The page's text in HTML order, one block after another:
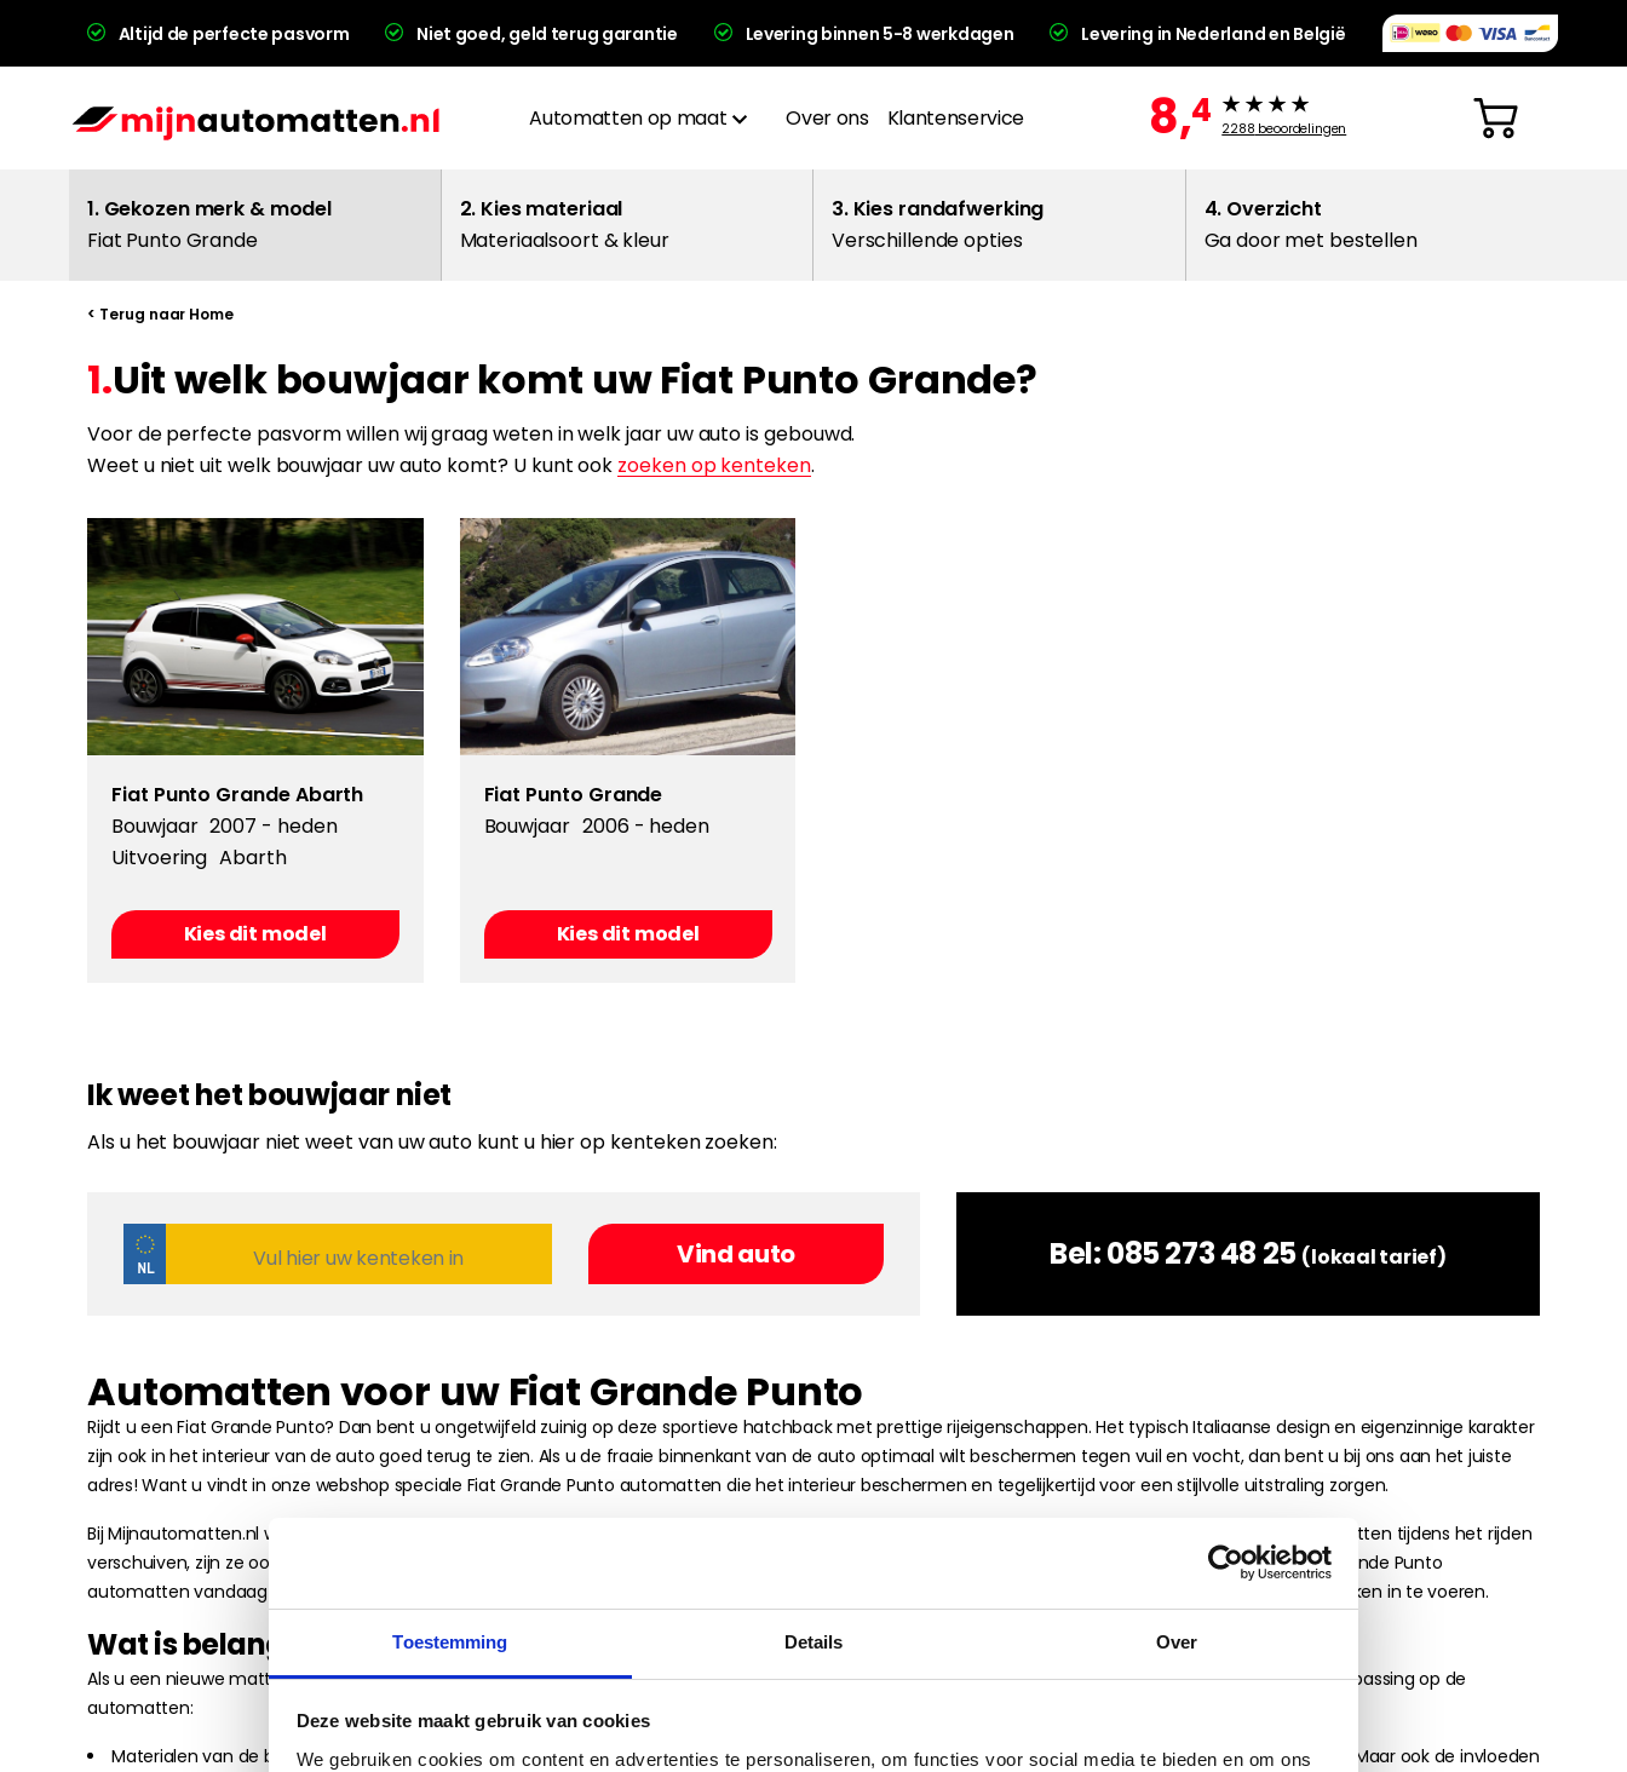
Toestemming Details Over
Deze website maakt gebruik van cookies
We gebruiken cookies om content en advertenties te personaliseren, om functies voor social media te bieden en om ons
Altijd de perfecte pasvorm Niet goed, geld terug garantie Levering binnen 5-8 werkdagen Levering in Nederland en België
Automatten op maat
Afwerkingen
Levering en garantie
Over ons Klantenservice 8,4 2288 beoordelingen
1. Gekozen merk & model
Fiat Punto Grande
2. Kies materiaal
Materiaalsoort & kleur
3. Kies randafwerking
Verschillende opties
4. Overzicht
Ga door met bestellen
< Terug naar Home
1.Uit welk bouwjaar komt uw Fiat Punto Grande?
Voor de perfecte pasvorm willen wij graag weten in welk jaar uw auto is gebouwd.
Weet u niet uit welk bouwjaar uw auto komt? U kunt ook zoeken op kenteken.
Fiat Punto Grande Abarth
Bouwjaar 2007 - heden
Uitvoering Abarth
Kies dit model
Fiat Punto Grande
Bouwjaar 2006 - heden
Kies dit model
Ik weet het bouwjaar niet
Als u het bouwjaar niet weet van uw auto kunt u hier op kenteken zoeken:
Bel:085 273 48 25 (lokaal tarief)
Automatten voor uw Fiat Grande Punto
Rijdt u een Fiat Grande Punto? Dan bent u ongetwijfeld zuinig op deze sportieve hatchback met prettige rijeigenschappen. Het typisch Italiaanse design en eigenzinnige karakter
zijn ook in het interieur van de auto goed terug te zien. Als u de fraaie binnenkant van de auto optimaal wilt beschermen tegen vuil en vocht, dan bent u bij ons aan het juiste
adres! Want u vindt in onze webshop speciale Fiat Grande Punto automatten die het interieur beschermen en tegelijkertijd voor een stijlvolle uitstraling zorgen.
Bij Mijnautomatten.nl weten we precies hoe het merk en model van uw auto in elkaar steken. Om te voorkomen dat uw nieuwe Fiat Grande Punto automatten tijdens het rijden
verschuiven, zijn ze ook voorzien van dezelfde bevestigingspunten. U kunt zelf de kleur, afwerking en het materiaal selecteren van uw automatten. Fiat Grande Punto
automatten vandaag nog bestellen? Start nu met het eenvoudige bestelproces door te filteren op merk, model en bouwjaar of door simpelweg uw kenteken in te voeren.
Wat is belangrijk bij een nieuwe set automatten?
Als u een nieuwe mattenset koopt, is het aan te raden om rekening te houden met een paar belangrijke punten. Daarom zijn de volgende punten van toepassing op de
automatten:
Materialen van de beste kwaliteit. Want de matten in uw auto krijgen veel te voorduren. Tijdens het rijden gaan uw schoenen er voortdurend overheen. Maar ook de invloeden